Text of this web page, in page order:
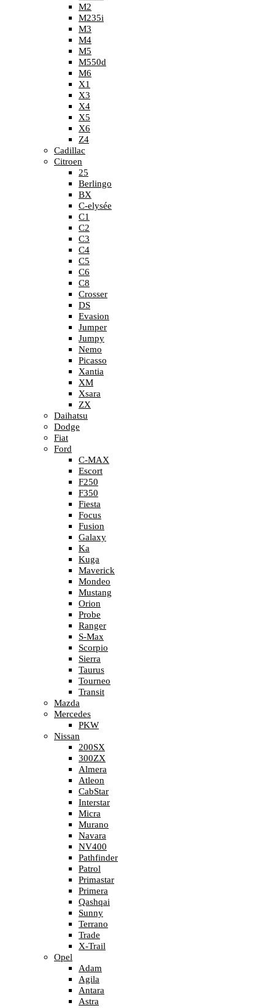
M2
M235i
M3
M4
M5
M550d
M6
X1
X3
X4
X5
X6
Z4
Cadillac
Citroen
25
Berlingo
BX
C-elysée
C1
C2
C3
C4
C5
C6
C8
Crosser
DS
Evasion
Jumper
Jumpy
Nemo
Picasso
Xantia
XM
Xsara
ZX
Daihatsu
Dodge
Fiat
Ford
C-MAX
Escort
F250
F350
Fiesta
Focus
Fusion
Galaxy
Ka
Kuga
Maverick
Mondeo
Mustang
Orion
Probe
Ranger
S-Max
Scorpio
Sierra
Taurus
Tourneo
Transit
Mazda
Mercedes
PKW
Nissan
200SX
300ZX
Almera
Atleon
CabStar
Interstar
Micra
Murano
Navara
NV400
Pathfinder
Patrol
Primastar
Primera
Qashqai
Sunny
Terrano
Trade
X-Trail
Opel
Adam
Agila
Antara
Astra